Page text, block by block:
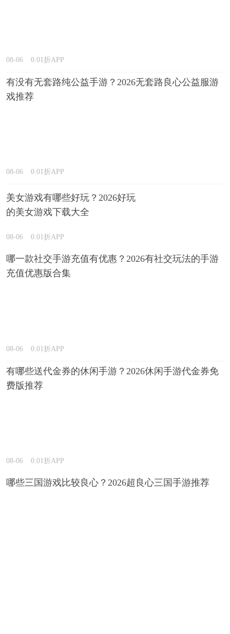
08-06 0.01折APP
有没有无套路纯公益手游？2026无套路良心公益服游
戏推荐
08-06 0.01折APP
美女游戏有哪些好玩？2026好玩
的美女游戏下载大全
08-06 0.01折APP
哪一款社交手游充值有优惠？2026有社交玩法的手游
充值优惠版合集
08-06 0.01折APP
有哪些送代金券的休闲手游？2026休闲手游代金券免
费版推荐
08-06 0.01折APP
哪些三国游戏比较良心？2026超良心三国手游推荐